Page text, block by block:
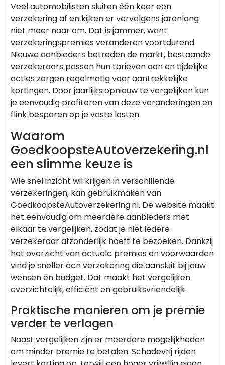
Veel automobilisten sluiten één keer een
verzekering af en kijken er vervolgens jarenlang
niet meer naar om. Dat is jammer, want
verzekeringspremies veranderen voortdurend.
Nieuwe aanbieders betreden de markt, bestaande
verzekeraars passen hun tarieven aan en tijdelijke
acties zorgen regelmatig voor aantrekkelijke
kortingen. Door jaarlijks opnieuw te vergelijken kun
je eenvoudig profiteren van deze veranderingen en
flink besparen op je vaste lasten.
Waarom
GoedkoopsteAutoverzekering.nl
een slimme keuze is
Wie snel inzicht wil krijgen in verschillende
verzekeringen, kan gebruikmaken van
GoedkoopsteAutoverzekering.nl. De website maakt
het eenvoudig om meerdere aanbieders met
elkaar te vergelijken, zodat je niet iedere
verzekeraar afzonderlijk hoeft te bezoeken. Dankzij
het overzicht van actuele premies en voorwaarden
vind je sneller een verzekering die aansluit bij jouw
wensen én budget. Dat maakt het vergelijken
overzichtelijk, efficiënt en gebruiksvriendelijk.
Praktische manieren om je premie
verder te verlagen
Naast vergelijken zijn er meerdere mogelijkheden
om minder premie te betalen. Schadevrij rijden